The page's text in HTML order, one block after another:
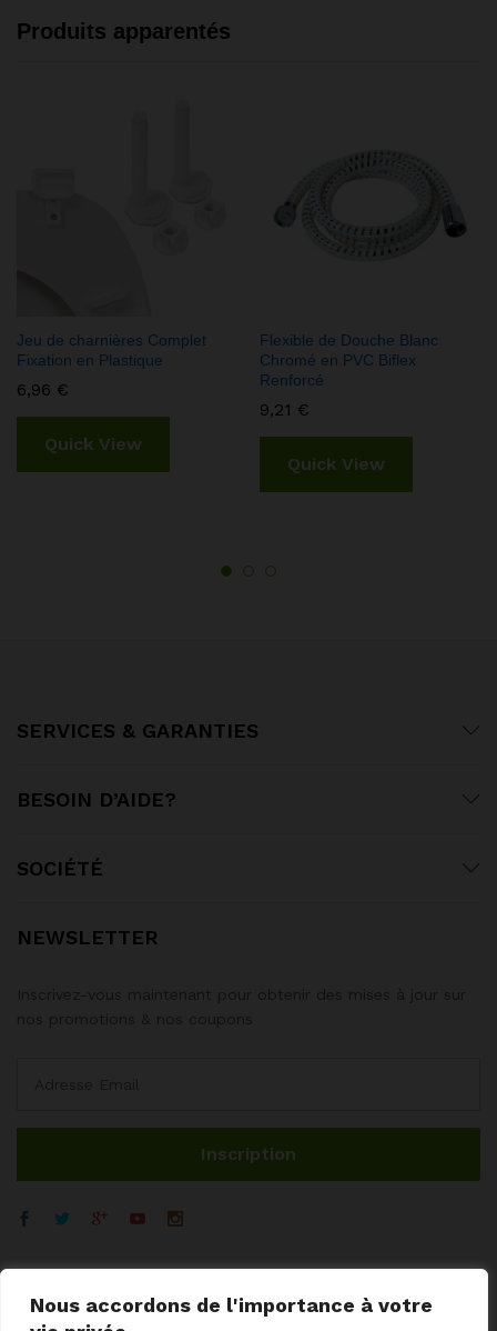
Nous accordons de l'importance à votre
Produits apparentés
Jeu de charnières Complet
Fixation en Plastique
6,96 €
Quick View
Flexible de Douche Blanc
Chromé en PVC Biflex
Renforcé
9,21 €
Quick View
SERVICES & GARANTIES
BESOIN D’AIDE?
SOCIÉTÉ
NEWSLETTER